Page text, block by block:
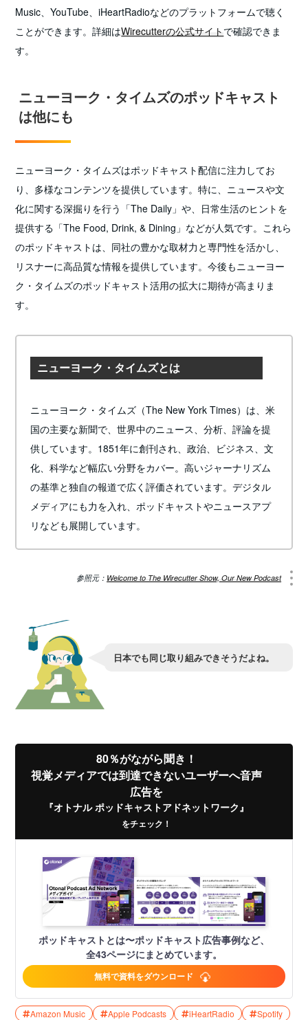
Music、YouTube、iHeartRadioなどのプラットフォームで聴く
ことができます。詳細はWirecutterの公式サイト で確認できま
す。
ニューヨーク・タイムズのポッドキャスト
は他にも
ニューヨーク・タイムズはポッドキャスト配信に注力してお
り、多様なコンテンツを提供しています。特に、ニュースや文
化に関する深掘りを行う「The Daily」や、日常生活のヒントを
提供する「The Food, Drink, & Dining」などが人気です。これら
のポッドキャストは、同社の豊かな取材力と専門性を活かし、
リスナーに高品質な情報を提供しています。今後もニューヨー
ク・タイムズのポッドキャスト活用の拡大に期待が高まりま
す。
ニューヨーク・タイムズとは
ニューヨーク・タイムズ（The New York Times）は、米
国の主要な新聞で、世界中のニュース、分析、評論を提
供しています。1851年に創刊され、政治、ビジネス、文
化、科学など幅広い分野をカバー。高いジャーナリズム
の基準と独自の報道で広く評価されています。デジタル
メディアにも力を入れ、ポッドキャストやニュースアプ
リなども展開しています。
参照元： Welcome to The Wirecutter Show, Our New Podcast
日本でも同じ取り組みできそうだよね。
80％がながら聞き！
視覚メディアでは到達できないユーザーへ音声
広告を
『オトナル ポッドキャストアドネットワーク』
をチェック！
ポッドキャストとは〜ポッドキャスト広告事例など、
全43ページにまとめています。
無料で資料をダウンロード
Amazon Music Apple Podcasts iHeartRadio Spotify